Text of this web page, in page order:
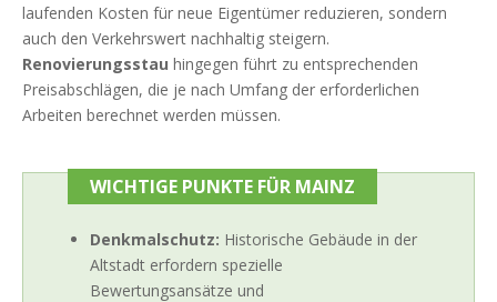
laufenden Kosten für neue Eigentümer reduzieren, sondern
auch den Verkehrswert nachhaltig steigern.
Renovierungsstau hingegen führt zu entsprechenden
Preisabschlägen, die je nach Umfang der erforderlichen
Arbeiten berechnet werden müssen.
WICHTIGE PUNKTE FÜR MAINZ
Denkmalschutz: Historische Gebäude in der
Altstadt erfordern spezielle
Bewertungsansätze und